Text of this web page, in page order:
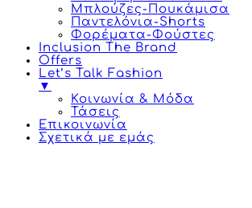
Μπλούζες-Πουκάμισα
Παντελόνια-Shorts
Φορέματα-Φούστες
Inclusion The Brand
Offers
Let’s Talk Fashion
▼
Κοινωνία & Μόδα
Τάσεις
Επικοινωνία
Σχετικά με εμάς